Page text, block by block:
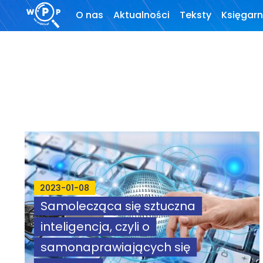
O nas Aktualności Teksty
Wywiady
Wybór tekstów
Dla autorów
Darmowy
ebook
Linki
2023-01-08
Samolecząca się sztuczna
inteligencja, czyli o
samonaprawiających się